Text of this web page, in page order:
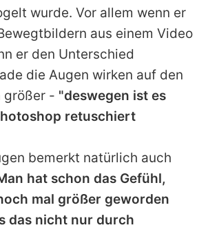
wurde. Vor allem wenn er
aus einem Video
er den Unterschied
die Augen wirken auf den
größer - "deswegen ist es
retuschiert
bemerkt natürlich auch
hat schon das Gefühl,
mal größer geworden
das nicht nur durch